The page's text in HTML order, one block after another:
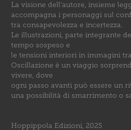
La visione dell’autore, insieme
accompagna i personaggi sul
tra consapevolezza e incertezza.
Le illustrazioni, parte integrante
tempo sospeso e
le tensioni interiori in immagini
Oscillazione è un viaggio
vivere, dove
ogni passo avanti può essere un
una possibilità di smarrimento o
Hoppippola Edizioni, 2025